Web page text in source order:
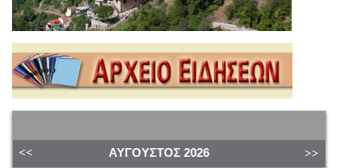
ΑΎΓΟΥΣΤΟΣ 2026